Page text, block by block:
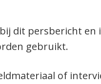
dit persbericht en
gebruikt.
of